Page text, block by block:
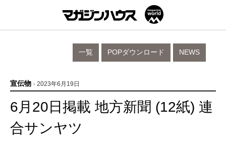
NEWS
POPダウンロード
一覧
宣伝物 - 2023年6月19日
6月20日掲載 地方新聞 (12紙) 連
合サンヤツ